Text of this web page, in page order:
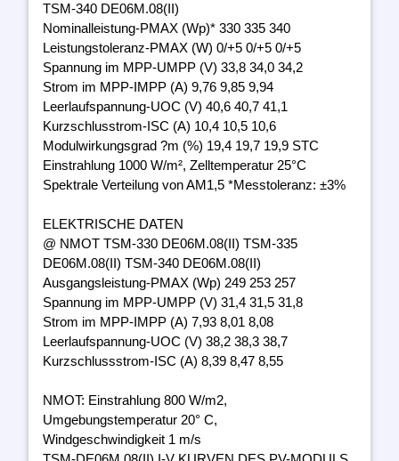
TSM-340 DE06M.08(II)
Nominalleistung-PMAX (Wp)* 330 335 340
Leistungstoleranz-PMAX (W) 0/+5 0/+5 0/+5
Spannung im MPP-UMPP (V) 33,8 34,0 34,2
Strom im MPP-IMPP (A) 9,76 9,85 9,94
Leerlaufspannung-UOC (V) 40,6 40,7 41,1
Kurzschlusstrom-ISC (A) 10,4 10,5 10,6
Modulwirkungsgrad ?m (%) 19,4 19,7 19,9 STC
Einstrahlung 1000 W/m², Zelltemperatur 25°C
Spektrale Verteilung von AM1,5 *Messtoleranz: ±3%
ELEKTRISCHE DATEN
@ NMOT TSM-330 DE06M.08(II) TSM-335
DE06M.08(II) TSM-340 DE06M.08(II)
Ausgangsleistung-PMAX (Wp) 249 253 257
Spannung im MPP-UMPP (V) 31,4 31,5 31,8
Strom im MPP-IMPP (A) 7,93 8,01 8,08
Leerlaufspannung-UOC (V) 38,2 38,3 38,7
Kurzschlussstrom-ISC (A) 8,39 8,47 8,55
NMOT: Einstrahlung 800 W/m2,
Umgebungstemperatur 20° C,
Windgeschwindigkeit 1 m/s